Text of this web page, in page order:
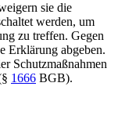
sie die
werden, um
zu treffen. Gegen
Erklärung abgeben.
Schutzmaßnahmen
§ 1666 BGB).